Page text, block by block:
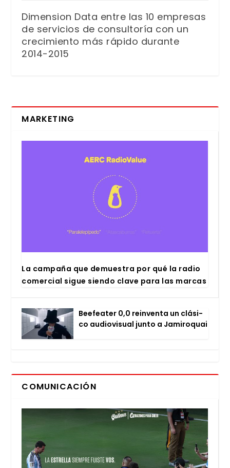
Dimension Data entre las 10 empresas
de servicios de consultoría con un
crecimiento más rápido durante
2014-2015
MARKETING
La cam­pa­ña que demues­tra por qué la radio
comer­cial sigue sien­do cla­ve para las mar­cas
Bee­fea­ter 0,0 rein­ven­ta un clá­si­
co audio­vi­sual jun­to a Jami­ro­quai
COMUNICACIÓN